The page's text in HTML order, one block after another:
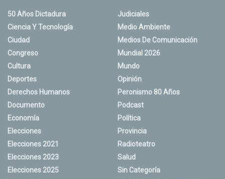
50 Años Dictadura
Ciencia Y Tecnología
Ciudad
Congreso
Cultura
Deportes
Derechos Humanos
Documento
Economía
Elecciones
Elecciones 2021
Elecciones 2023
Elecciones 2025
Judiciales
Medio Ambiente
Medios De Comunicación
Mundial 2026
Mundo
Opinión
Peronismo 80 Años
Podcast
Política
Provincia
Radioteatro
Salud
Sin Categoría